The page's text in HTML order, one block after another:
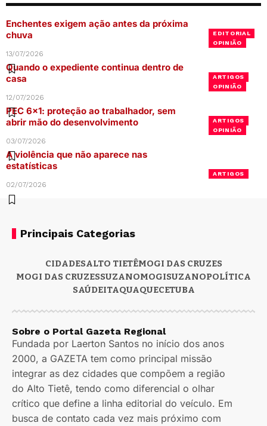
EDITORIAL
OPINIÃO
Enchentes exigem ação antes da próxima
chuva
13/07/2026
ARTIGOS
OPINIÃO
Quando o expediente continua dentro de
casa
12/07/2026
ARTIGOS
OPINIÃO
PEC 6×1: proteção ao trabalhador, sem
abrir mão do desenvolvimento
03/07/2026
ARTIGOS
A violência que não aparece nas
estatísticas
02/07/2026
Principais Categorias
CIDADESALTO TIETÊMOGI DAS CRUZES
MOGI DAS CRUZESSUZANOMOGISUZANOPOLÍTICA
SAÚDEITAQUAQUECETUBA
Sobre o Portal Gazeta Regional
Fundada por Laerton Santos no início dos anos
2000, a GAZETA tem como principal missão
integrar as dez cidades que compõem a região
do Alto Tietê, tendo como diferencial o olhar
crítico que define a linha editorial do veículo. Em
busca de contato cada vez mais próximo com